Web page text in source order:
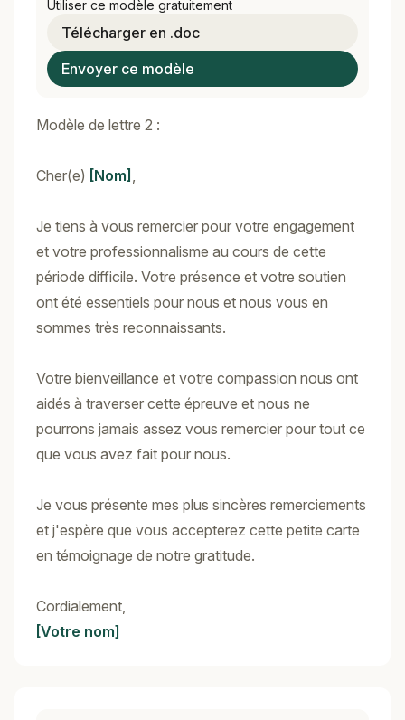
Utiliser ce modèle gratuitement
Télécharger en .doc
Envoyer ce modèle
Modèle de lettre 2 :
Cher(e) [Nom] ,
Je tiens à vous remercier pour votre engagement
et votre professionnalisme au cours de cette
période difficile. Votre présence et votre soutien
ont été essentiels pour nous et nous vous en
sommes très reconnaissants.
Votre bienveillance et votre compassion nous ont
aidés à traverser cette épreuve et nous ne
pourrons jamais assez vous remercier pour tout ce
que vous avez fait pour nous.
Je vous présente mes plus sincères remerciements
et j'espère que vous accepterez cette petite carte
en témoignage de notre gratitude.
Cordialement,
[Votre nom]